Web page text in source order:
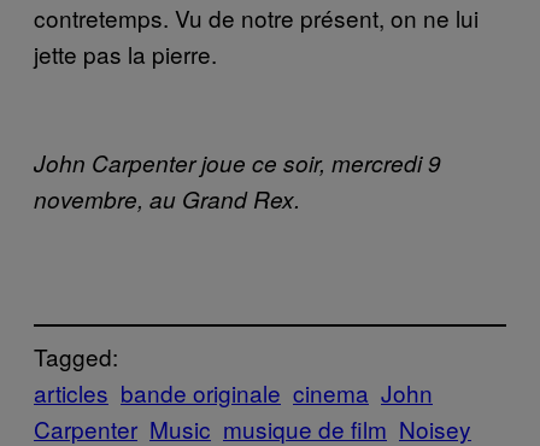
contretemps. Vu de notre présent, on ne lui
jette pas la pierre.
John Carpenter joue ce soir, mercredi 9
novembre, au Grand Rex.
Tagged:
articles bande originale cinema John
Carpenter Music musique de film Noisey